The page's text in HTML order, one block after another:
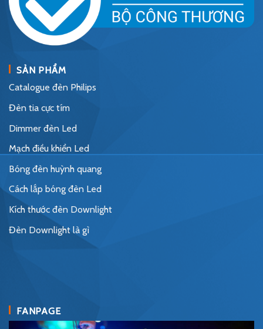
SẢN PHẨM
Catalogue đèn Philips
Đèn tia cực tím
Dimmer đèn Led
Mạch điều khiển Led
Bóng đèn huỳnh quang
Cách lắp bóng đèn Led
Kích thước đèn Downlight
Đèn Downlight là gì
FANPAGE